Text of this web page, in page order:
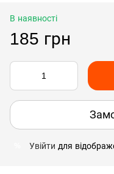
В наявності
185 грн
Увійти для